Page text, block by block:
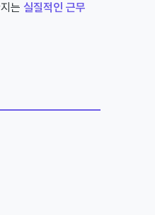
는 실질적인 근무